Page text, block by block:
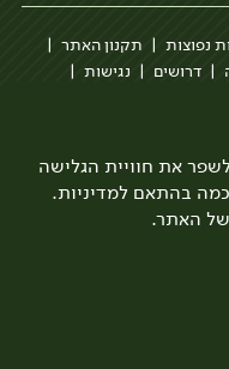
את חוויית הגלישה
בהתאם למדיניות.
של האתר.
נפוצות
תקנון האתר
דרושים
נגישות
פרטיות
עיצוב:3bears פיתוח:Quatro